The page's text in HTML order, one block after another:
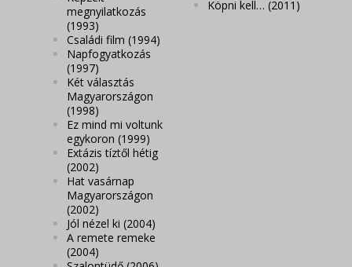
megnyilatkozás
(1993)
Családi film (1994)
Napfogyatkozás
(1997)
Két választás
Magyarországon
(1998)
Ez mind mi voltunk
egykoron (1999)
Extázis tíztől hétig
(2002)
Hat vasárnap
Magyarországon
(2002)
Jól nézel ki (2004)
A remete remeke
(2004)
Köpni kell… (2011)